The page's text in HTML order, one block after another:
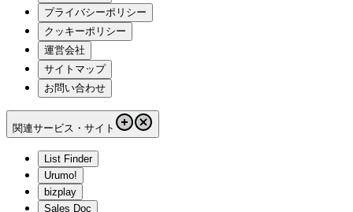
プライバシーポリシー
クッキーポリシー
運営会社
サイトマップ
お問い合わせ
関連サービス・サイト
List Finder
Urumo!
bizplay
Sales Doc